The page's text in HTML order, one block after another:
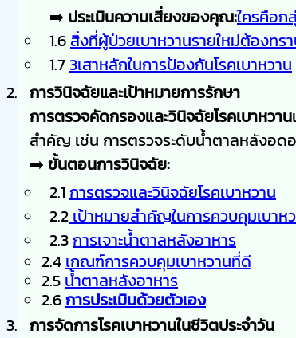
➡️ ประเมินความเสี่ยงของคุณ:ใครคือก
1.6สิ่งที่ผู้ป่วยเบาหวานรายใหม่ต้องทร
1.73เสาหลักในการป้องกันโรคเบาหวาน
การวินิจฉัยและเป้าหมายการรักษา
การตรวจคัดกรองและวินิจฉัยโรคเบาหวาน
สำคัญ เช่น การตรวจระดับน้ำตาลหลังอด
➡️ ขั้นตอนการวินิจฉัย:
2.1การตรวจและวินิจฉัยโรคเบาหวาน
2.2เป้าหมายสำคัญในการควบคุมเบาห
2.3การเจาะน้ำตาลหลังอาหาร
2.4เกณฑ์การควบคุมเบาหวานที่ดี
2.5น้ำตาลหลังอาหาร
2.6การประเมินด้วยตัวเอง
การจัดการโรคเบาหวานในชีวิตประจำวัน